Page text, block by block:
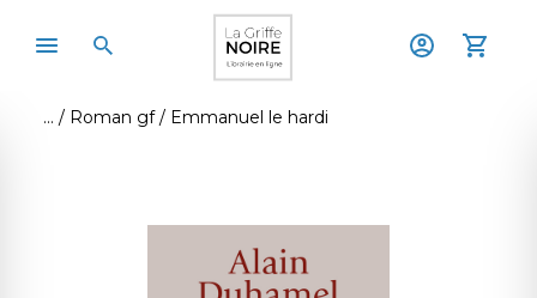
Roman gf Emmanuel le hardi